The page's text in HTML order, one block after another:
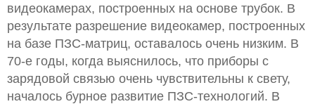
видеокамерах, построенных на основе трубок. В
результате разрешение видеокамер, построенных
на базе ПЗС-матриц, оставалось очень низким. В
70-е годы, когда выяснилось, что приборы с
зарядовой связью очень чувствительны к свету,
началось бурное развитие ПЗС-технологий. В